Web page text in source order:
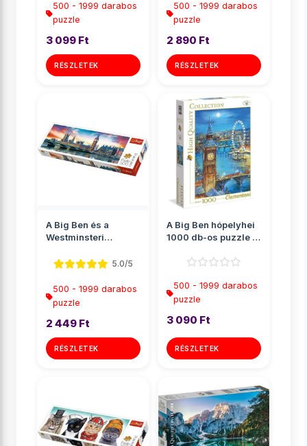
500 - 1999 darabos
puzzle
3 099 Ft
RÉSZLETEK
500 - 1999 darabos
puzzle
2 890 Ft
RÉSZLETEK
A Big Ben és a
Westminsteri
Panoráma puz...5.0/5
500 - 1999 darabos
puzzle
2 449 Ft
RÉSZLETEK
A Big Ben hópelyhei
1000 db-os puzzle -
500 - 1999 darabos
puzzle
3 090 Ft
RÉSZLETEK